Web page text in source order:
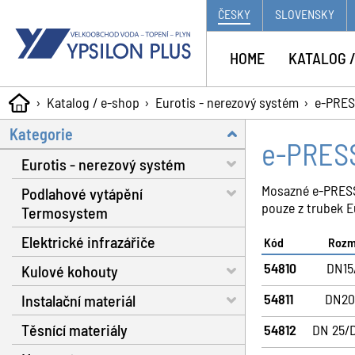
Katalog / e-shop Eurotis - nerezový systém e-
e-
Mosazné e-
pouze z trubek
Kód
54810
54811
54812
DN 25/
Kategorie
Eurotis - nerezový systém
Trubky - voda, plyn, solár
Matice a těsnění
Fitinky s dosedací plochou
Nářadí
Plynové hadice
Příslušenství
Podlahové vytápění
Termosystem
Trubky
Dilatační pásy
Fixační spony
Systémové izolační desky
Elektrické infrazářiče
Kulové kohouty
Voda RB do 130 °C
Voda RB do 160 °C
Instalační materiál
Separátor nečistot
Těsnící materiály
ČESKY SLOVENSKY
HOME KATALOG